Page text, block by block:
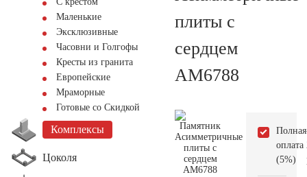
Маленькие
Эксклюзивные
Часовни и Голгофы
Кресты из гранита
Европейские
Мраморные
Готовые со Скидкой
Комплексы
Цоколя
плиты с
сердцем
AM6788
Полная
оплата
(5%)